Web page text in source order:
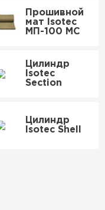
Прошивной
мат Isotec
МП-100 МС
Цилиндр
Isotec
Section
Цилиндр
Isotec Shell